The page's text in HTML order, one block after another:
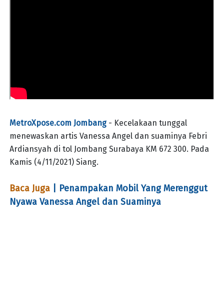
MetroXpose.com Jombang- Kecelakaan tunggal
menewaskan artis Vanessa Angel dan suaminya Febri
Ardiansyah di tol Jombang Surabaya KM 672 300. Pada
Kamis (4/11/2021) Siang.
Baca Juga
| Penampakan Mobil Yang Merenggut
Nyawa Vanessa Angel dan Suaminya